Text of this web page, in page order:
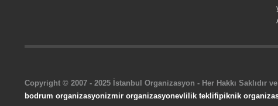
Copyright © 2007 - 2025 İstanbul Organizasyon - Her Hakkı Saklıdır
bodrum organizasyonizmir organizasyonevlilik teklifipiknik